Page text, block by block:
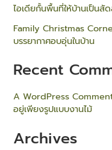
ไอเดียกั้นพื้นที่ให้บ้านเป็นสั
Family Christmas
บรรยากาศอบอุ่นในบ้าน
Recent
A WordPress
อยู่เพียงรูปแบบงานไม้
Archives